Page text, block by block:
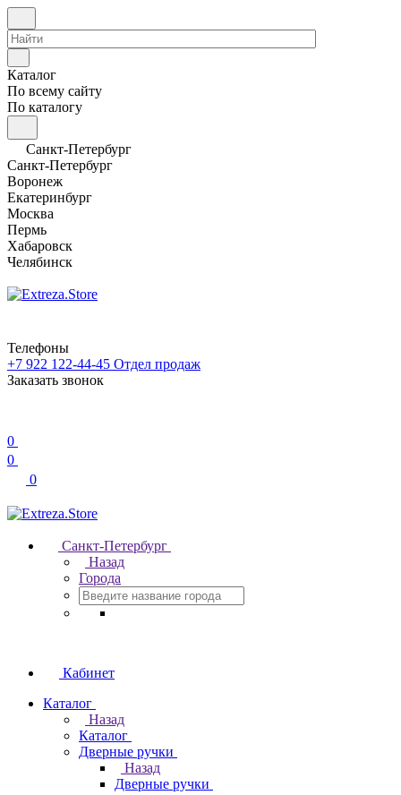
Каталог
По всему сайту
По каталогу
Санкт-Петербург
Санкт-Петербург
Воронеж
Екатеринбург
Москва
Пермь
Хабаровск
Челябинск
Телефоны
+7 922 122-44-45 Отдел продаж
Заказать звонок
0
0
0
Санкт-Петербург
Назад
Города
Кабинет
Каталог
Назад
Каталог
Дверные ручки
Назад
Дверные ручки